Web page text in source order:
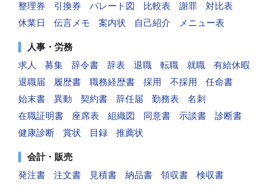
整理券
引換券 パレート図 比較表 謝罪
対比表
休業日
伝言メモ 案内状 自己紹介 メニュー表
人事・労務
求人
募集 辞令書 辞表 退職 転職 就職
有給休暇
退職届
履歴書 職務経歴書 採用 不採用
任命書
始末書
異動 契約書 辞任届 勤務表
名刺
在職証明書
座席表 組織図 同意書 示談書
診断書
健康診断
賞状 目録 推薦状
会計・販売
発注書
注文書 見積書 納品書 領収書
検収書